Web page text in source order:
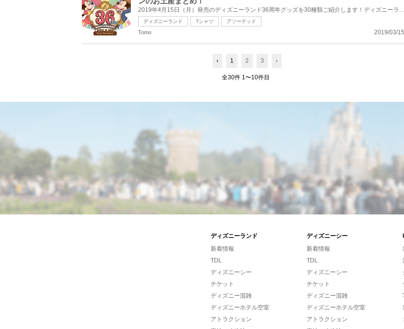
2019年4月15日（月）発売のディズニーランド36周年グッズを30種類ご紹介します！ディズニーランド36周年...
ディズニーランド Tシャツ アソーテッド
2019/03/15
Tomo
‹ 1 2 3 ›
全30件 1〜10件目
ディズニーランド ディズニーシー
新着情報
TDL
ディズニーシー
チケット
ディズニー混雑
ディズニーホテル空室
アトラクション
新着情報
TDL
ディズニーシー
チケット
ディズニー混雑
ディズニーホテル空室
アトラクション